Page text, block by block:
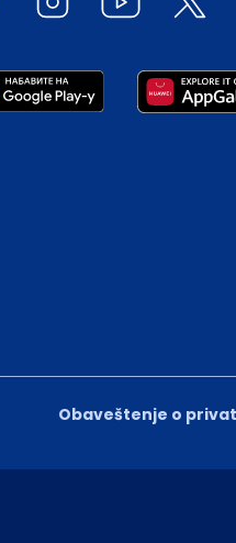
Obaveštenje o